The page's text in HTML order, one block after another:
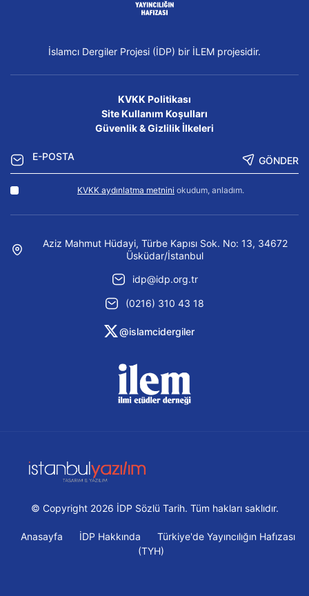
İslamcı Dergiler Projesi (İDP) bir İLEM projesidir.
KVKK Politikası
Site Kullanım Koşulları
Güvenlik & Gizlilik İlkeleri
GÖNDER
KVKK aydınlatma metnini okudum, anladım.
Aziz Mahmut Hüdayi, Türbe Kapısı Sok. No: 13, 34672
Üsküdar/İstanbul
idp@idp.org.tr
(0216) 310 43 18
@islamcidergiler
© Copyright 2026 İDP Sözlü Tarih. Tüm hakları saklıdır.
Anasayfa İDP Hakkında
Türkiye'de Yayıncılığın Hafızası
(TYH)